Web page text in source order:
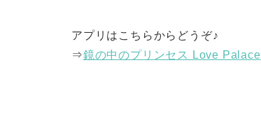
アプリはこちらからどうぞ♪
⇒鏡の中のプリンセス Love Palace